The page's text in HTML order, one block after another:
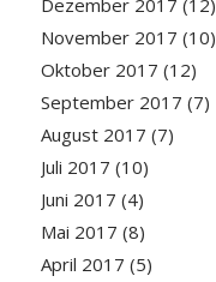
November 2017 (10)
Oktober 2017 (12)
September 2017 (7)
August 2017 (7)
Juli 2017 (10)
Juni 2017 (4)
Mai 2017 (8)
April 2017 (5)